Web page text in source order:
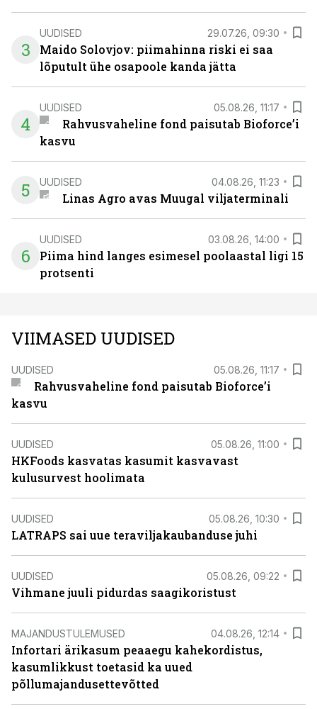
3
UUDISED 29.07.26, 09:30
Maido Solovjov: piimahinna riski ei saa
lõputult ühe osapoole kanda jätta
4
UUDISED 05.08.26, 11:17
Rahvusvaheline fond paisutab Bioforce’i
kasvu
5 UUDISED 04.08.26, 11:23
Linas Agro avas Muugal viljaterminali
6
UUDISED 03.08.26, 14:00
Piima hind langes esimesel poolaastal ligi 15
protsenti
VIIMASED UUDISED
UUDISED 05.08.26, 11:17
Rahvusvaheline fond paisutab Bioforce’i
kasvu
UUDISED 05.08.26, 11:00
HKFoods kasvatas kasumit kasvavast
kulusurvest hoolimata
UUDISED 05.08.26, 10:30
LATRAPS sai uue teraviljakaubanduse juhi
UUDISED 05.08.26, 09:22
Vihmane juuli pidurdas saagikoristust
MAJANDUSTULEMUSED 04.08.26, 12:14
Infortari ärikasum peaaegu kahekordistus,
kasumlikkust toetasid ka uued
põllumajandusettevõtted